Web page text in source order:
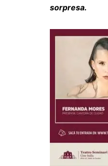
sorpresa.